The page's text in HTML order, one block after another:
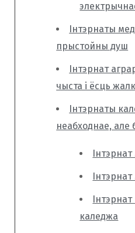
Інтэрнаты
прыстойны душ
Інтэрнат
чыста і ёсць
Інтэрнаты
неабходнае, але
каледжа